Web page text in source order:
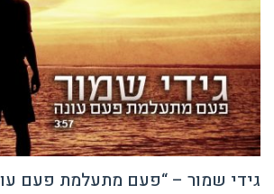
גידי שמור – “פעם מתעלמת פעם